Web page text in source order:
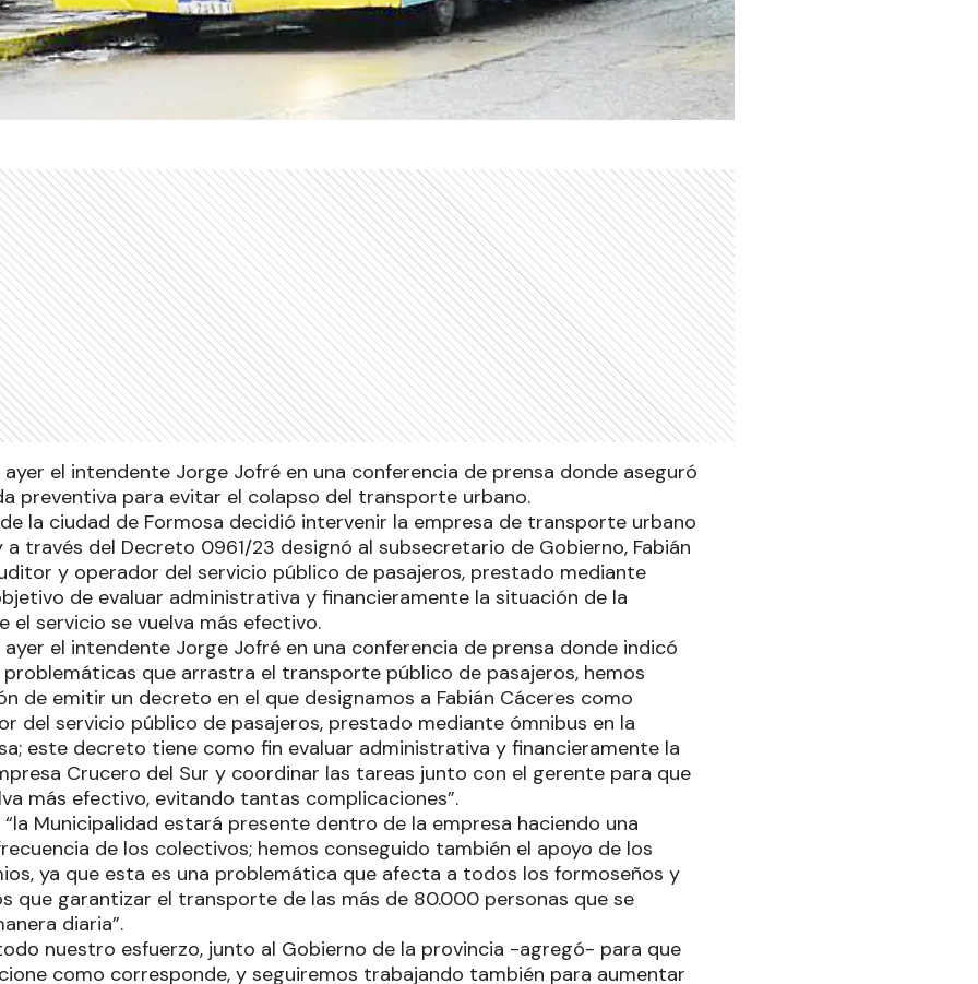
ayer el intendente Jorge Jofré en una conferencia de prensa donde aseguró
preventiva para evitar el colapso del transporte urbano.
la ciudad de Formosa decidió intervenir la empresa de transporte urbano
a través del Decreto 0961/23 designó al subsecretario de Gobierno, Fabián
y operador del servicio público de pasajeros, prestado mediante
de evaluar administrativa y financieramente la situación de la
el servicio se vuelva más efectivo.
ayer el intendente Jorge Jofré en una conferencia de prensa donde indicó
problemáticas que arrastra el transporte público de pasajeros, hemos
de emitir un decreto en el que designamos a Fabián Cáceres como
del servicio público de pasajeros, prestado mediante ómnibus en la
este decreto tiene como fin evaluar administrativa y financieramente la
Crucero del Sur y coordinar las tareas junto con el gerente para que
más efectivo, evitando tantas complicaciones”.
Municipalidad estará presente dentro de la empresa haciendo una
de los colectivos; hemos conseguido también el apoyo de los
ya que esta es una problemática que afecta a todos los formoseños y
que garantizar el transporte de las más de 80.000 personas que se
diaria”.
nuestro esfuerzo, junto al Gobierno de la provincia -agregó- para que
como corresponde, y seguiremos trabajando también para aumentar